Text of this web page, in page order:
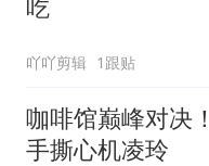
吃
吖吖剪辑 1跟贴
咖啡馆巅峰对决
手撕心机凌玲